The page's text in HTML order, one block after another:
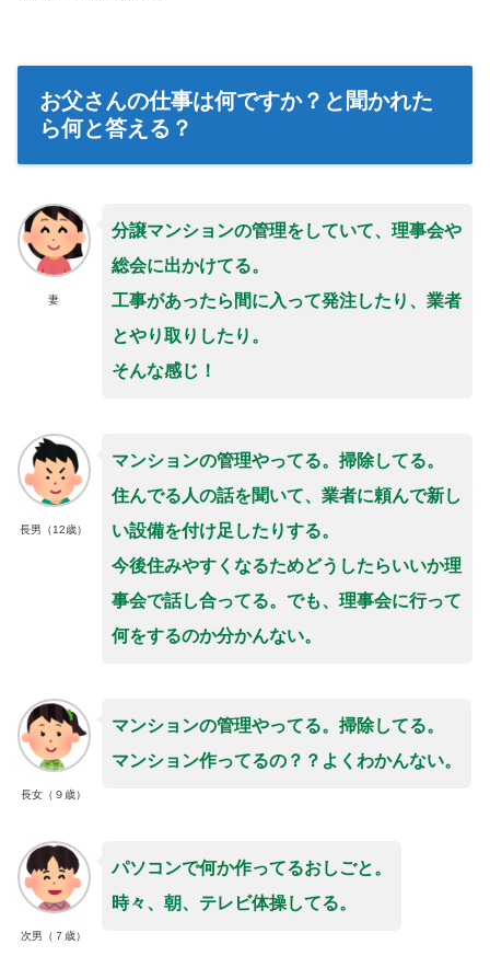
お父さんの仕事は何ですか？と聞かれた
ら何と答える？
妻
分譲マンションの管理をしていて、理事会や
総会に出かけてる。
工事があったら間に入って発注したり、業者
とやり取りしたり。
そんな感じ！
長男（12歳）
マンションの管理やってる。掃除してる。
住んでる人の話を聞いて、業者に頼んで新し
い設備を付け足したりする。
今後住みやすくなるためどうしたらいいか理
事会で話し合ってる。でも、理事会に行って
何をするのか分かんない。
長女（９歳）
マンションの管理やってる。掃除してる。
マンション作ってるの？？よくわかんない。
次男（７歳）
パソコンで何か作ってるおしごと。
時々、朝、テレビ体操してる。